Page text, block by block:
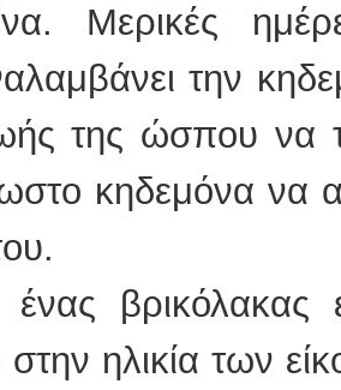
Μερικές
την
της ώσπου να
κηδεμόνα να
βρικόλακας
στην ηλικία των